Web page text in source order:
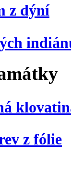
z dýní
z fólie